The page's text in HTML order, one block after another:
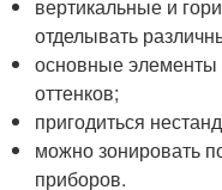
вертикальные и
отделывать
основные
оттенков;
пригодиться
можно зонировать
приборов.